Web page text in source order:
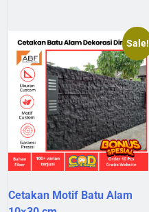
Sale!
Cetakan Motif Batu Alam